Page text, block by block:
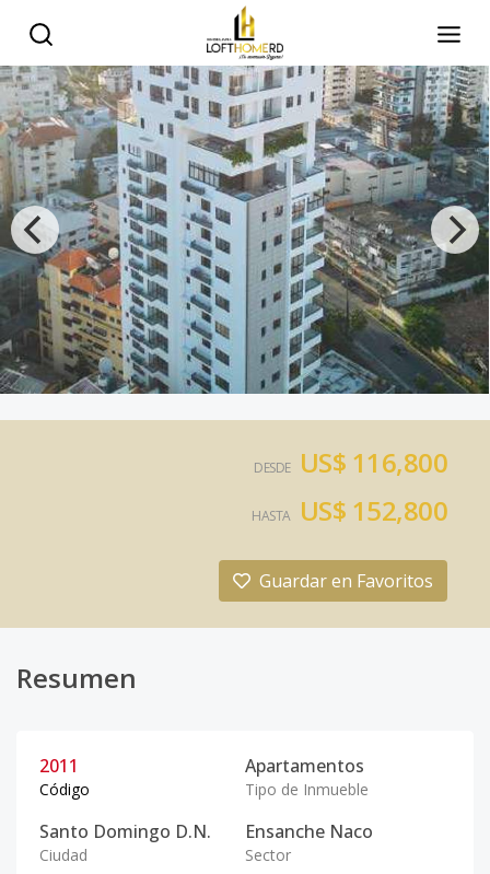
DESDE US$ 116,800
HASTA US$ 152,800
Guardar en Favoritos
Resumen
2011
Código
Apartamentos
Tipo de Inmueble
Santo Domingo D.N.
Ciudad
Ensanche Naco
Sector